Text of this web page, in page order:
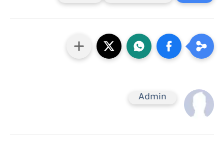
Admin